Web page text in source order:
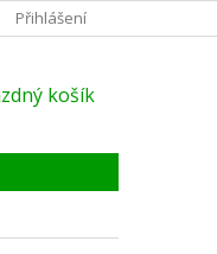
Přihlášení
košík